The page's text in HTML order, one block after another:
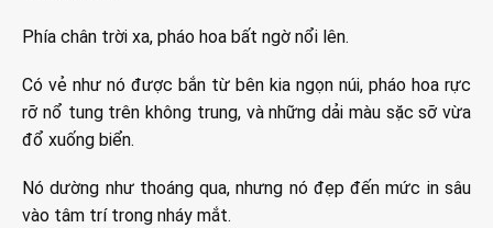
Phía chân trời xa, pháo hoa bất ngờ nổi lên.
Có vẻ như nó được bắn từ bên kia ngọn núi, pháo hoa rực
rỡ nổ tung trên không trung, và những dải màu sặc sỡ vừa
đổ xuống biển.
Nó dường như thoáng qua, nhưng nó đẹp đến mức in sâu
vào tâm trí trong nháy mắt.